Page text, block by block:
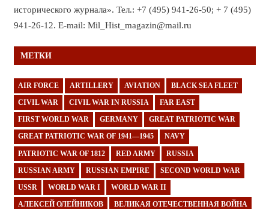
исторического журнала». Тел.: +7 (495) 941-26-50; + 7 (495)
941-26-12. E-mail: Mil_Hist_magazin@mail.ru
МЕТКИ
AIR FORCE ARTILLERY AVIATION BLACK SEA FLEET
CIVIL WAR CIVIL WAR IN RUSSIA FAR EAST
FIRST WORLD WAR GERMANY GREAT PATRIOTIC WAR
GREAT PATRIOTIC WAR OF 1941—1945 NAVY
PATRIOTIC WAR OF 1812 RED ARMY RUSSIA
RUSSIAN ARMY RUSSIAN EMPIRE SECOND WORLD WAR
USSR WORLD WAR I WORLD WAR II
АЛЕКСЕЙ ОЛЕЙНИКОВ ВЕЛИКАЯ ОТЕЧЕСТВЕННАЯ ВОЙНА